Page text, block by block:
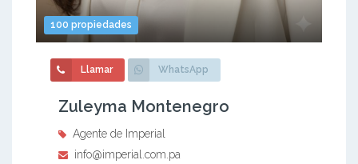
100 propiedades
Llamar WhatsApp
Zuleyma Montenegro
Agente de Imperial
info@imperial.com.pa